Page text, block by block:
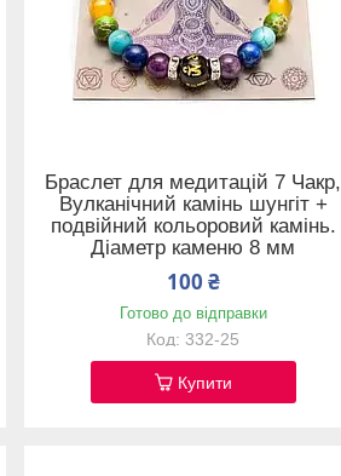
Браслет для медитацій 7 Чакр,
Вулканічний камінь шунгіт +
подвійний кольоровий камінь.
Діаметр каменю 8 мм
100 ₴
Готово до відправки
332-25
Купити